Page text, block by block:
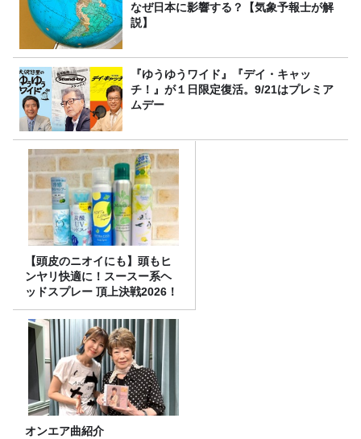
なぜ日本に影響する？【気象予報士が解
説】
『ゆうゆうワイド』『デイ・キャッ
チ！』が１日限定復活。9/21はプレミア
ムデー
【頭皮のニオイにも】頭もヒ
ンヤリ快適に！スースー系ヘ
ッドスプレー 頂上決戦2026！
オンエア曲紹介